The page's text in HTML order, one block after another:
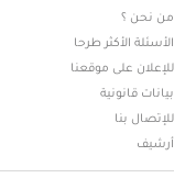
من نحن ؟
الأسئلة الأكثر طرحا
للإعلان على موقعنا
بيانات قانونية
للإتصال بنا
أرشيف